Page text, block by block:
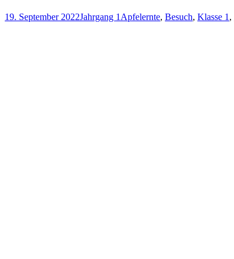
19. September 2022Jahrgang 1 Apfelernte, Besuch, Klasse 1 ,